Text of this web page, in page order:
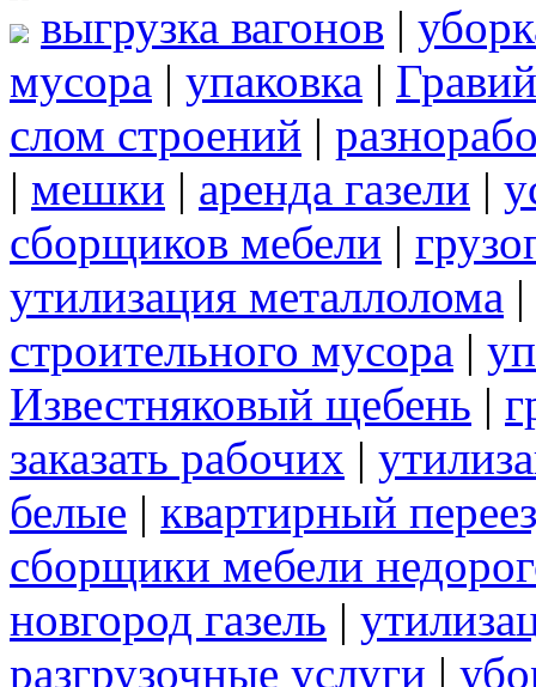
выгрузка вагонов |
мусора | упаковка |
слом строений |
| мешки | аренда газели |
сборщиков мебели |
утилизация металлолома |
строительного мусора |
Известняковый щебень |
заказать рабочих |
белые | квартирный
сборщики мебели
новгород газель |
разгрузочные услуги |